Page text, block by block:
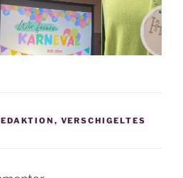
, VERSCHIGELTES